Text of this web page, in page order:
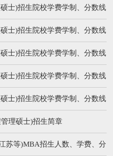
士)招生院校学费学制、分数线
士)招生院校学费学制、分数线
士)招生院校学费学制、分数线
士)招生院校学费学制、分数线
士)招生院校学费学制、分数线
理硕士)招生简章
苏等)MBA招生人数、学费、分